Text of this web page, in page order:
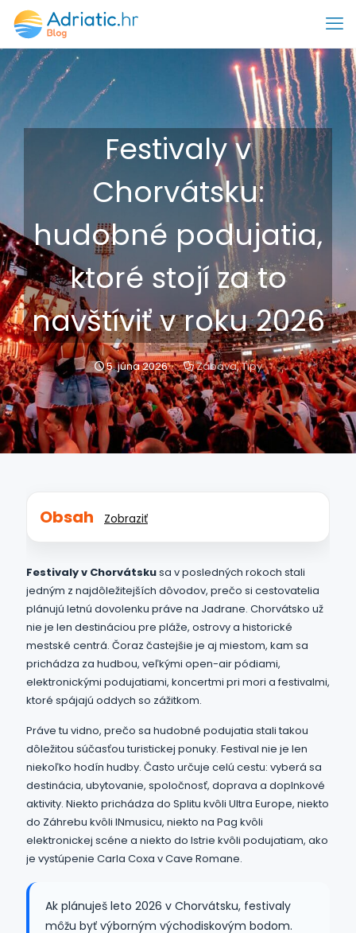
Festivaly v
Chorvátsku:
hudobné podujatia,
ktoré stojí za to
navštíviť v roku 2026
5. júna 2026 Zábava,Tipy
Obsah Zobraziť
Festivaly v Chorvátskusa v posledných rokoch stali
jedným z najdôležitejších dôvodov, prečo si cestovatelia
plánujú letnú dovolenku práve na Jadrane. Chorvátsko už
nie je len destináciou pre pláže, ostrovy a historické
mestské centrá. Čoraz častejšie je aj miestom, kam sa
prichádza za hudbou, veľkými open-air pódiami,
elektronickými podujatiami, koncertmi pri mori a festivalmi,
ktoré spájajú oddych so zážitkom.
Práve tu vidno, prečo sa hudobné podujatia stali takou
dôležitou súčasťou turistickej ponuky. Festival nie je len
niekoľko hodín hudby. Často určuje celú cestu: vyberá sa
destinácia, ubytovanie, spoločnosť, doprava a doplnkové
aktivity. Niekto prichádza do Splitu kvôli Ultra Europe, niekto
do Záhrebu kvôli INmusicu, niekto na Pag kvôli
elektronickej scéne a niekto do Istrie kvôli podujatiam, ako
je vystúpenie Carla Coxa v Cave Romane.
Ak plánuješ leto 2026 v Chorvátsku, festivaly
môžu byť výborným východiskovým bodom.